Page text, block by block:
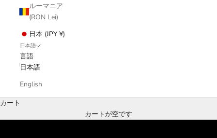
ルーマニア
(RON Lei)
日本 (JPY ¥)
日本語
言語
日本語
English
カート
カートが空です
オリーブオイル